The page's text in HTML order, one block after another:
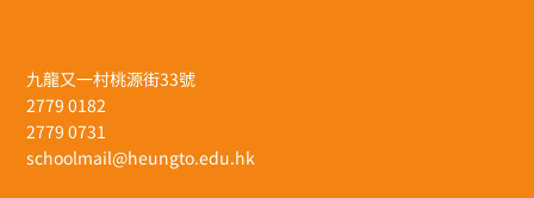
九龍又一村桃源街33號
2779 0182
2779 0731
schoolmail@heungto.edu.hk